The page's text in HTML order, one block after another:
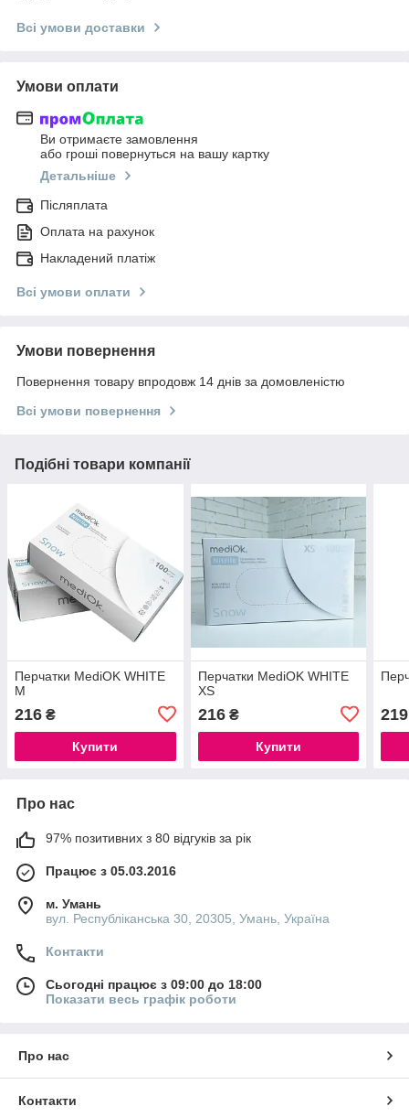
Всі умови доставки
Умови оплати
Ви отримаєте замовлення
або гроші повернуться на вашу картку
Детальніше
Післяплата
Оплата на рахунок
Накладений платіж
Всі умови оплати
Умови повернення
Повернення товару впродовж 14 днів за домовленістю
Всі умови повернення
Подібні товари компанії
Перчатки MediOK WHITE
M
216 ₴
Купити
Перчатки MediOK WHITE
XS
216₴
Купити
219
Про нас
97% позитивних з 80 відгуків за рік
Працює з 05.03.2016
м. Умань
вул. Республіканська 30, 20305, Умань, Україна
Контакти
Сьогодні працює з 09:00 до 18:00
Показати весь графік роботи
Про нас
Контакти